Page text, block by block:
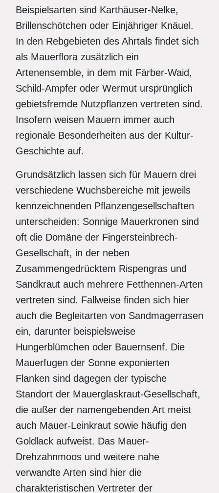
Beispielsarten sind Karthäuser-Nelke,
Brillenschötchen oder Einjähriger Knäuel.
In den Rebgebieten des Ahrtals findet sich
als Mauerflora zusätzlich ein
Artenensemble, in dem mit Färber-Waid,
Schild-Ampfer oder Wermut ursprünglich
gebietsfremde Nutzpflanzen vertreten sind.
Insofern weisen Mauern immer auch
regionale Besonderheiten aus der Kultur-
Geschichte auf.
Grundsätzlich lassen sich für Mauern drei
verschiedene Wuchsbereiche mit jeweils
kennzeichnenden Pflanzengesellschaften
unterscheiden: Sonnige Mauerkronen sind
oft die Domäne der Fingersteinbrech-
Gesellschaft, in der neben
Zusammengedrücktem Rispengras und
Sandkraut auch mehrere Fetthennen-Arten
vertreten sind. Fallweise finden sich hier
auch die Begleitarten von Sandmagerrasen
ein, darunter beispielsweise
Hungerblümchen oder Bauernsenf. Die
Mauerfugen der Sonne exponierten
Flanken sind dagegen der typische
Standort der Mauerglaskraut-Gesellschaft,
die außer der namengebenden Art meist
auch Mauer-Leinkraut sowie häufig den
Goldlack aufweist. Das Mauer-
Drehzahnmoos und weitere nahe
verwandte Arten sind hier die
charakteristischen Vertreter der